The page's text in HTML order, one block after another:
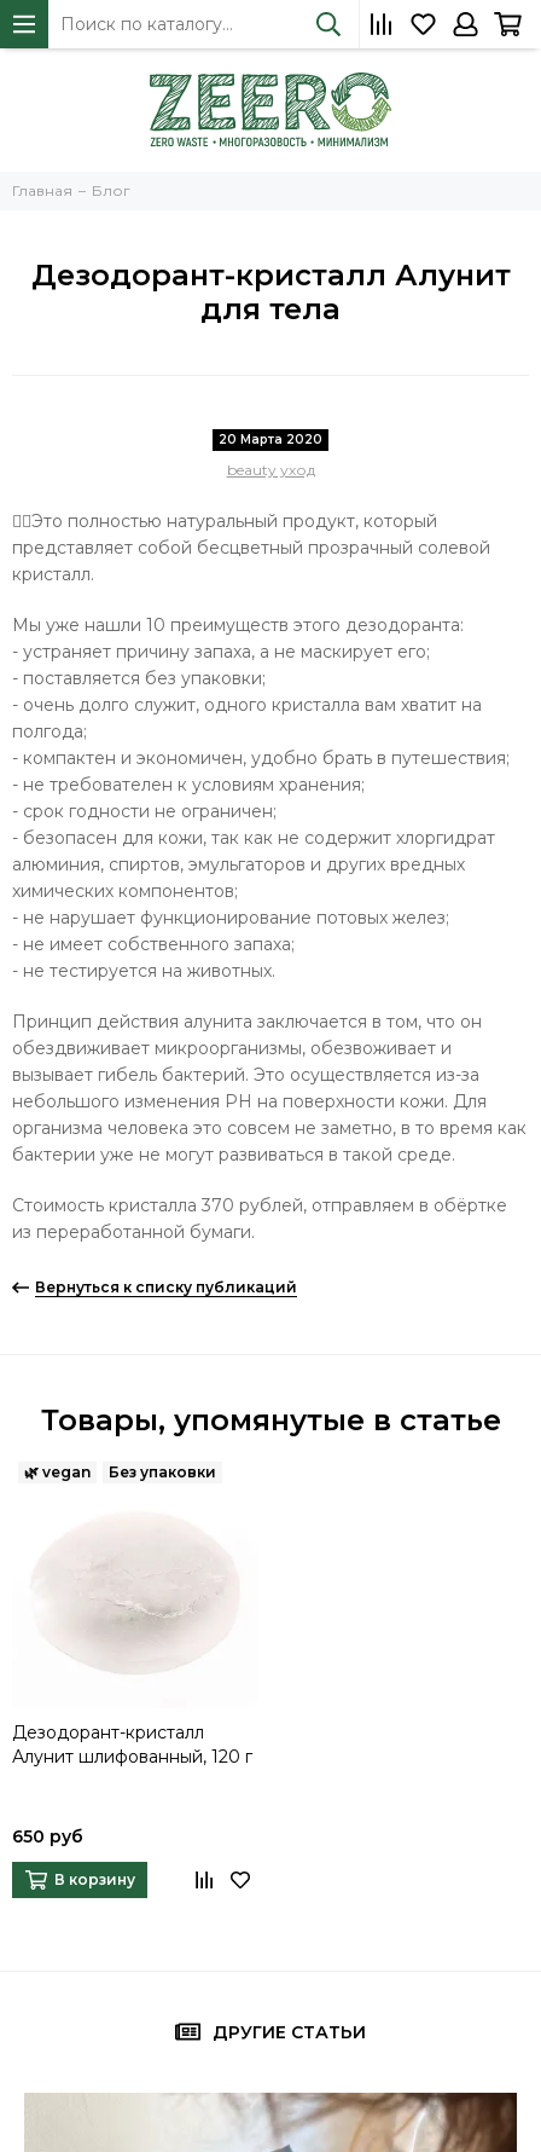
Главная Блог
Дезодорант-кристалл Алунит
для тела
20 Марта 2020
beauty уход
☝🏻Это полностью натуральный продукт, который
представляет собой бесцветный прозрачный солевой
кристалл.
Мы уже нашли 10 преимуществ этого дезодоранта:
- устраняет причину запаха, а не маскирует его;
- поставляется без упаковки;
- очень долго служит, одного кристалла вам хватит на
полгода;
- компактен и экономичен, удобно брать в путешествия;
- не требователен к условиям хранения;
- срок годности не ограничен;
- безопасен для кожи, так как не содержит хлоргидрат
алюминия, спиртов, эмульгаторов и других вредных
химических компонентов;
- не нарушает функционирование потовых желез;
- не имеет собственного запаха;
- не тестируется на животных.
Принцип действия алунита заключается в том, что он
обездвиживает микроорганизмы, обезвоживает и
вызывает гибель бактерий. Это осуществляется из-за
небольшого изменения PH на поверхности кожи. Для
организма человека это совсем не заметно, в то время как
бактерии уже не могут развиваться в такой среде.
Стоимость кристалла 370 рублей, отправляем в обёртке
из переработанной бумаги.
Вернуться к списку публикаций
Товары, упомянутые в статье
Дезодорант-кристалл
Алунит шлифованный, 120 г
650 руб
В корзину
ДРУГИЕ СТАТЬИ